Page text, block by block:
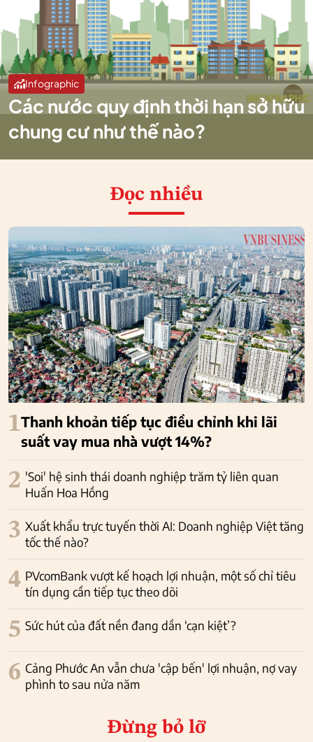
Infographic
Các nước quy định thời hạn sở hữu
chung cư như thế nào?
Đọc nhiều
1Thanh khoản tiếp tục điều chỉnh khi lãi
suất vay mua nhà vượt 14%?
2 'Soi' hệ sinh thái doanh nghiệp trăm tỷ liên quan
Huấn Hoa Hồng
3 Xuất khẩu trực tuyến thời AI: Doanh nghiệp Việt tăng
tốc thế nào?
4 PVcomBank vượt kế hoạch lợi nhuận, một số chỉ tiêu
tín dụng cần tiếp tục theo dõi
5 Sức hút của đất nền đang dần ‘cạn kiệt’?
6 Cảng Phước An vẫn chưa 'cập bến' lợi nhuận, nợ vay
phình to sau nửa năm
Đừng bỏ lỡ